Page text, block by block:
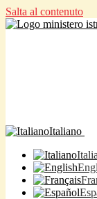
Salta al contenuto
Italiano